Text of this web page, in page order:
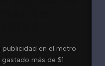
publicidad en el metro
más de $1